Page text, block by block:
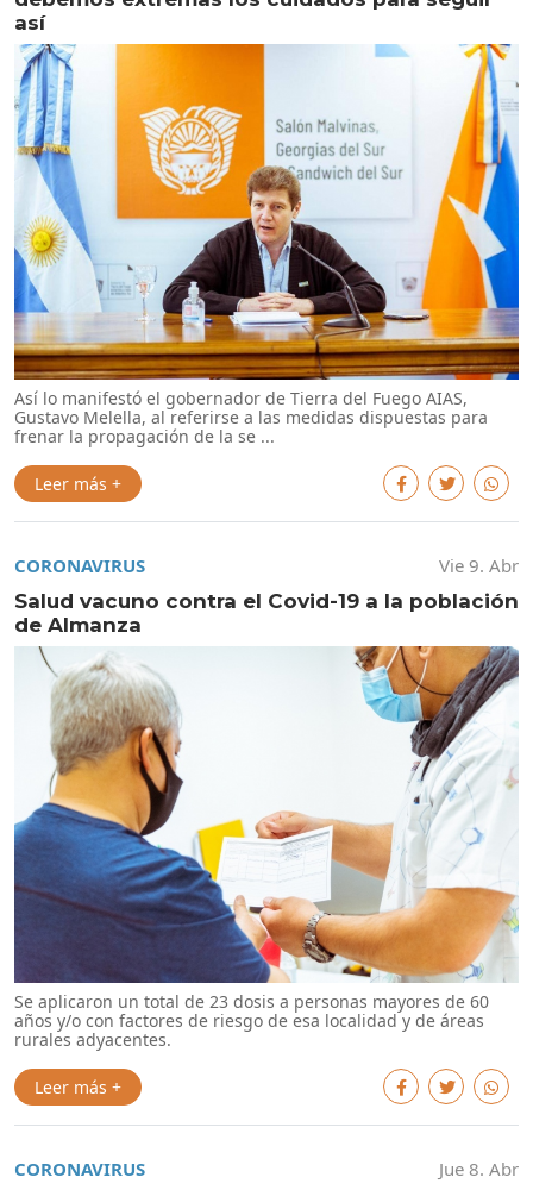
así
Así lo manifestó el gobernador de Tierra del Fuego AIAS,
Gustavo Melella, al referirse a las medidas dispuestas para
frenar la propagación de la se ...
Leer más +
CORONAVIRUS
Vie 9. Abr
Salud vacuno contra el Covid-19 a la población
de Almanza
Se aplicaron un total de 23 dosis a personas mayores de 60
años y/o con factores de riesgo de esa localidad y de áreas
rurales adyacentes.
Leer más +
CORONAVIRUS
Jue 8. Abr